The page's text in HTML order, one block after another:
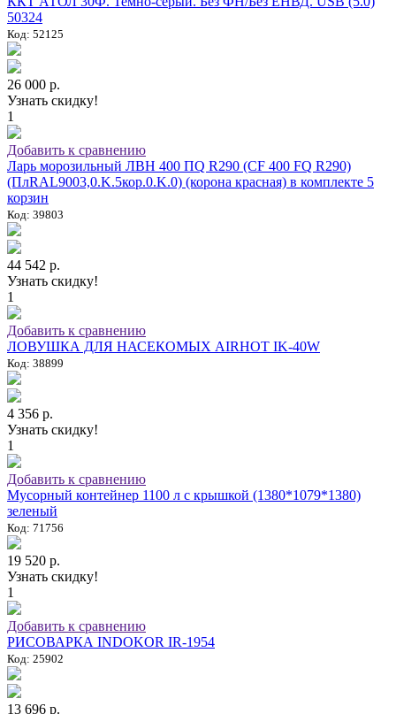
50324
Код: 52125
26 000 р.
Узнать скидку!
1
Добавить к сравнению
Ларь морозильный ЛВН 400 ПQ R290 (СF 400 FQ R290)
(ПлRAL9003,0.K.5кор.0.K.0) (корона красная) в комплекте 5
корзин
Код: 39803
44 542 р.
Узнать скидку!
1
Добавить к сравнению
ЛОВУШКА ДЛЯ НАСЕКОМЫХ AIRHOT IK-40W
Код: 38899
4 356 р.
Узнать скидку!
1
Добавить к сравнению
Мусорный контейнер 1100 л с крышкой (1380*1079*1380)
зеленый
Код: 71756
19 520 р.
Узнать скидку!
1
Добавить к сравнению
РИСОВАРКА INDOKOR IR-1954
Код: 25902
13 696 р.